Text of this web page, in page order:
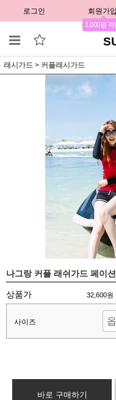
로그인 회원가입
1,000원 적
래시가드 > 커플래시가드
나그랑 커플 래쉬가드 페이션
상품가 32,600원
사이즈
바로 구매하기